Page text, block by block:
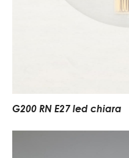
G200 RN E27 led chiara